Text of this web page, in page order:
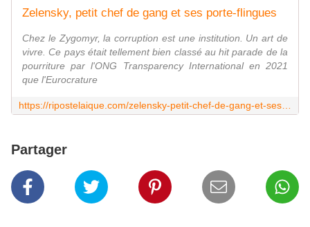
Zelensky, petit chef de gang et ses porte-flingues
Chez le Zygomyr, la corruption est une institution. Un art de
vivre. Ce pays était tellement bien classé au hit parade de la
pourriture par l'ONG Transparency International en 2021
que l'Eurocrature
Partager